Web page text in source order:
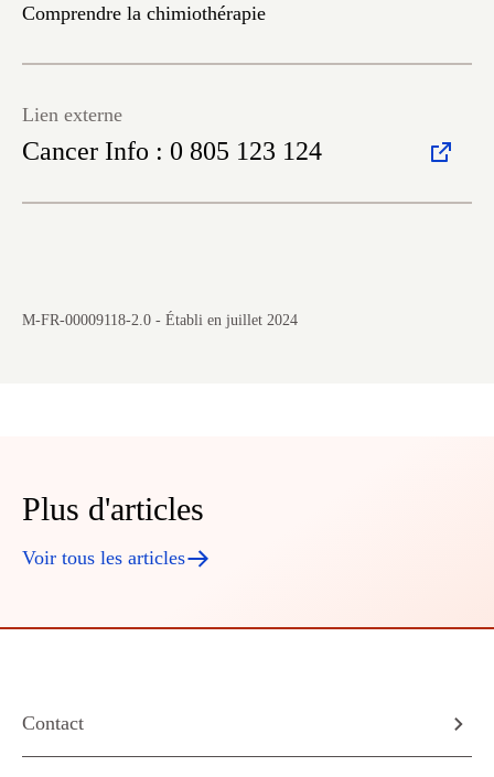
Comprendre la chimiothérapie
Cancer Info : 0 805 123 124
Lien externe
M-FR-00009118-2.0 - Établi en juillet 2024
Plus d'articles
Voir tous les articles
Contact